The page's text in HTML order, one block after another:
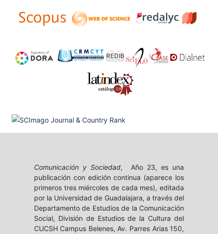
Comunicación y Sociedad, Año 23, es una
publicación con edición continua (aparece los
primeros tres miércoles de cada mes), editada
por la Universidad de Guadalajara, a través del
Departamento de Estudios de la Comunicación
Social, División de Estudios de la Cultura del
CUCSH Campus Belenes, Av. Parres Arias 150,